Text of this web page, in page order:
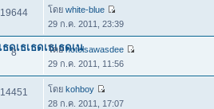
19644 โดยwhite-blue
29 ก.ค. 2011, 23:39
ดเธเธดเธเธดเน
8 โดยhotelsawasdee
29 ก.ค. 2011, 11:56
14451 โดยkohboy
28 ก.ค. 2011, 17:07